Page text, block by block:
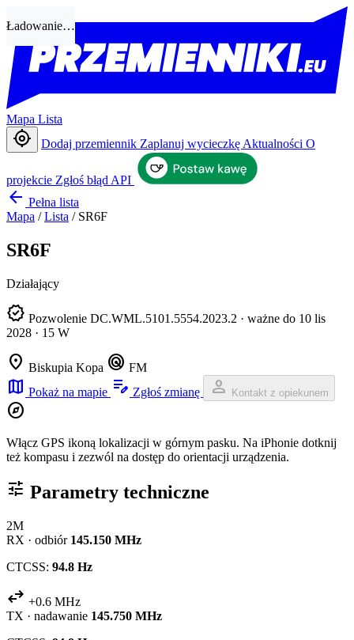
Ładowanie…
Mapa Lista
my_location Dodaj przemiennik Zaplanuj wycieczkę Aktualności O
projekcie Zgłoś błąd API
arrow_back Pełna lista
Mapa / Lista / SR6F
SR6F
Działający
verified Pozwolenie DC.WML.5101.5554.2023.2 · ważne do 10 lis
2028 · 15 W
location_on Biskupia Kopa radar FM
map Pokaż na mapie edit_note Zgłoś zmianę person Kontakt z opiekunem
explore
Włącz GPS ikoną lokalizacji w górnym pasku. Na iPhonie dotknij
też kompasu i zezwól na dostęp do orientacji urządzenia.
tune Parametry techniczne
2M
RX · odbiór 145.150 MHz
CTCSS: 94.8 Hz
swap_horiz +0.6 MHz
TX · nadawanie 145.750 MHz